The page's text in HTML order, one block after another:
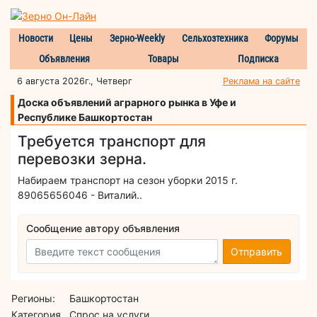
Новости Цены Зерно-Weekly Сельхозтехника
Форумы
Объявления
Товары Подписка
6 августа 2026г., Четверг Реклама на сайте
Доска объявлений аграрного рынка в Уфе и
Республике Башкортостан
Требуется транспорт для
перевозки зерна.
Набираем транспорт на сезон уборки 2015 г.
89065656046 - Виталий..
Сообщение автору объявления
Отправить
Регионы:
Башкортостан
Категория
Спрос на услуги,